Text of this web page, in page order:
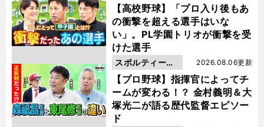
【高校野球】「プロ入り後もあ
の衝撃を超える選手はいな
い」。PL学園トリオが衝撃を受
けた選手
動画
【プロ野球】指揮官によってチ
ームが変わる！？ 金村義明＆大
塚光二が語る歴代監督エピソー
ド
2026.08.06更新
スポルティーバ
動画